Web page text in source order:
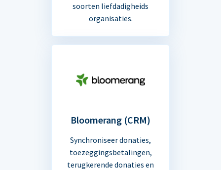
soorten liefdadigheids
organisaties.
Bloomerang (CRM)
Synchroniseer donaties,
toezeggingsbetalingen,
terugkerende donaties en